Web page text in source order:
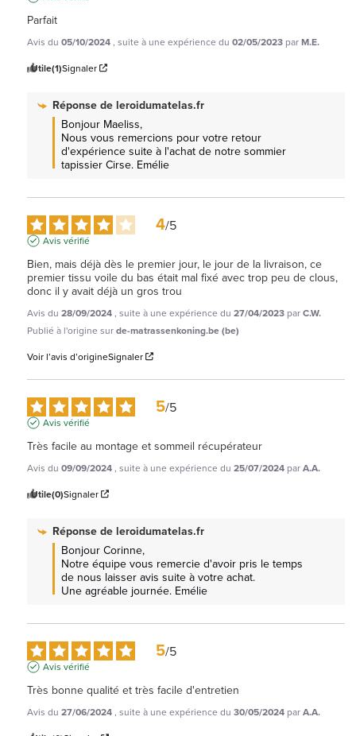
Parfait
Avis du 05/10/2024, suite à une expérience du 02/05/2023 parM.E.
Utile(1)Signaler
Réponse deleroidumatelas.fr
Bonjour Maeliss,
Nous vous remercions pour votre retour
d'expérience suite à l'achat de notre sommier
tapissier Cirse. Emélie
4/5
Avis vérifié
Bien, mais déjà dès le premier jour, le jour de la livraison, ce
premier tissu voile du bas était mal fixé avec trop peu de clous,
donc il y avait déjà un gros trou
Avis du 28/09/2024, suite à une expérience du 27/04/2023 parC.W.
Publié à l'origine surde-matrassenkoning.be (be)
Voir l’avis d’origineSignaler
5/5
Avis vérifié
Très facile au montage et sommeil récupérateur
Avis du 09/09/2024, suite à une expérience du 25/07/2024 parA.A.
Utile(0)Signaler
Réponse deleroidumatelas.fr
Bonjour Corinne,
Notre équipe vous remercie d'avoir pris le temps
de nous laisser avis suite à votre achat.
Une agréable journée. Emélie
5/5
Avis vérifié
Très bonne qualité et très facile d'entretien
Avis du 27/06/2024, suite à une expérience du 30/05/2024 parA.A.